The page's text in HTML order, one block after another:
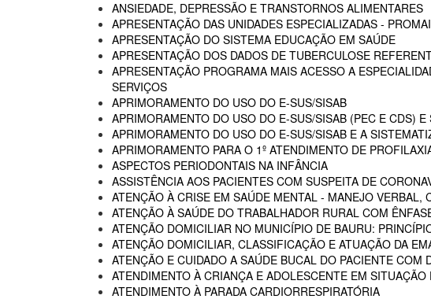
ANSIEDADE, DEPRESSÃO E TRANSTORNOS ALIMENTARES
APRESENTAÇÃO DAS UNIDADES ESPECIALIZADAS -
APRESENTAÇÃO DO SISTEMA EDUCAÇÃO EM SAÚDE
APRESENTAÇÃO DOS DADOS DE TUBERCULOSE
APRESENTAÇÃO PROGRAMA MAIS ACESSO A
SERVIÇOS
APRIMORAMENTO DO USO DO E-SUS/SISAB
APRIMORAMENTO DO USO DO E-SUS/SISAB (PEC E CDS) E
APRIMORAMENTO DO USO DO E-SUS/SISAB E A
APRIMORAMENTO PARA O 1º ATENDIMENTO DE
ASPECTOS PERIODONTAIS NA INFÂNCIA
ASSISTÊNCIA AOS PACIENTES COM SUSPEITA DE
ATENÇÃO À CRISE EM SAÚDE MENTAL - MANEJO VERBAL,
ATENÇÃO À SAÚDE DO TRABALHADOR RURAL COM
ATENÇÃO DOMICILIAR NO MUNICÍPIO DE BAURU:
ATENÇÃO DOMICILIAR, CLASSIFICAÇÃO E ATUAÇÃO DA
ATENÇÃO E CUIDADO A SAÚDE BUCAL DO PACIENTE COM
ATENDIMENTO À CRIANÇA E ADOLESCENTE EM
ATENDIMENTO À PARADA CARDIORRESPIRATÓRIA